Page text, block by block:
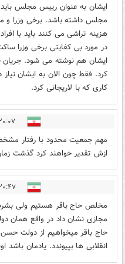
ایشان به عنوان رییس مجلس
مجلس داشته باشد. برخی وزرا و
هزینه تراشی می کنند باید با
در مورد بی کفایتی برخی وزرا
ایشان هم نوشته می شود. جریان
کرد. فقط چون الان به ایشان
کاری که با لاریجانی کرد.
۲۰:۰۷ - ۱۴۰۵/
مهم جمعیت محدود با رفتار
ازش تقدیر خواهند کرد گذشت
۲۰:۴۷ - ۱۴۰۵/
مخلص حاج باقر هستیم ولی
مجازی نشان داد در واقع همان
حاج باقر میخواهیم از دولت
انقلابی ها بپیوندد‌. یادمان باشد